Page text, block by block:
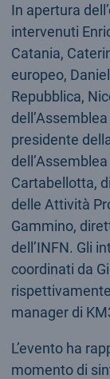
In apertura
intervenuti
Catania,
europeo,
Repubblica,
presidente
Cartabellotta,
delle Attività
Gammino,
dell’INFN. Gli
coordinati da
manager di
L’evento ha
momento di